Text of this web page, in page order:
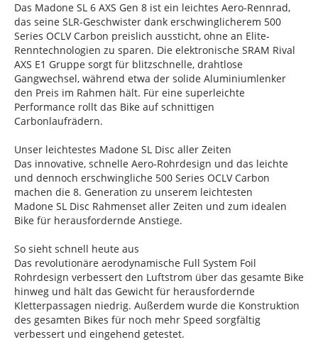
Das Madone SL 6 AXS Gen 8 ist ein leichtes Aero-Rennrad,
das seine SLR-Geschwister dank erschwinglicherem 500
Series OCLV Carbon preislich aussticht, ohne an Elite-
Renntechnologien zu sparen. Die elektronische SRAM Rival
AXS E1 Gruppe sorgt für blitzschnelle, drahtlose
Gangwechsel, während etwa der solide Aluminiumlenker
den Preis im Rahmen hält. Für eine superleichte
Performance rollt das Bike auf schnittigen
Carbonlaufrädern.
Unser leichtestes Madone SL Disc aller Zeiten
Das innovative, schnelle Aero-Rohrdesign und das leichte
und dennoch erschwingliche 500 Series OCLV Carbon
machen die 8. Generation zu unserem leichtesten
Madone SL Disc Rahmenset aller Zeiten und zum idealen
Bike für herausfordernde Anstiege.
So sieht schnell heute aus
Das revolutionäre aerodynamische Full System Foil
Rohrdesign verbessert den Luftstrom über das gesamte Bike
hinweg und hält das Gewicht für herausfordernde
Kletterpassagen niedrig. Außerdem wurde die Konstruktion
des gesamten Bikes für noch mehr Speed sorgfältig
verbessert und eingehend getestet.